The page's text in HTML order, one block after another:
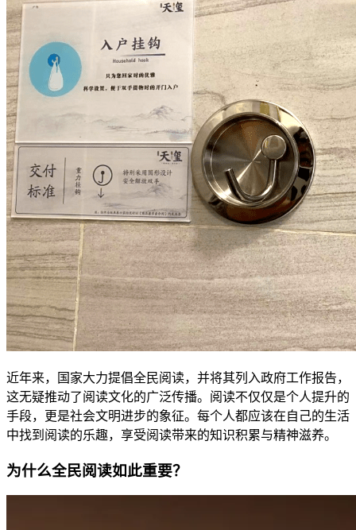
近年来，国家大力提倡全民阅读，并将其列入政府工作报告，
这无疑推动了阅读文化的广泛传播。阅读不仅仅是个人提升的
手段，更是社会文明进步的象征。每个人都应该在自己的生活
中找到阅读的乐趣，享受阅读带来的知识积累与精神滋养。
为什么全民阅读如此重要？